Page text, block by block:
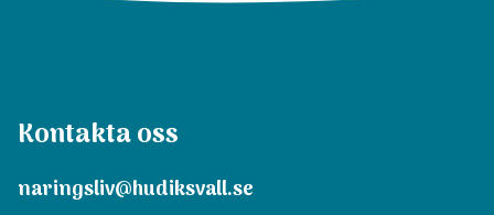
Kontakta oss
naringsliv@hudiksvall.se